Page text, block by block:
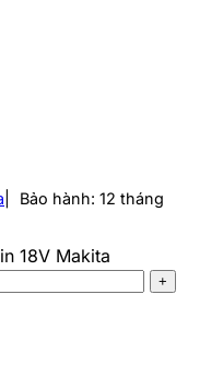
Bảo hành: 12 tháng
18V Makita